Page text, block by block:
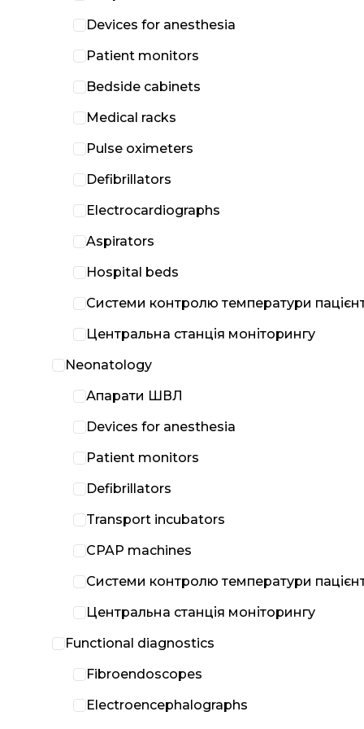
Devices for anesthesia
Patient monitors
Bedside cabinets
Medical racks
Pulse oximeters
Defibrillators
Electrocardiographs
Aspirators
Hospital beds
Системи контролю температури
Центральна станція моніторингу
Neonatology
Апарати ШВЛ
Devices for anesthesia
Patient monitors
Defibrillators
Transport incubators
CPAP machines
Системи контролю температури
Центральна станція моніторингу
Functional diagnostics
Fibroendoscopes
Electroencephalographs